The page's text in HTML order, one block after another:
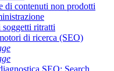
di contenuti non prodotti
soggetti ritratti
di ricerca (SEO)
SEO: Search